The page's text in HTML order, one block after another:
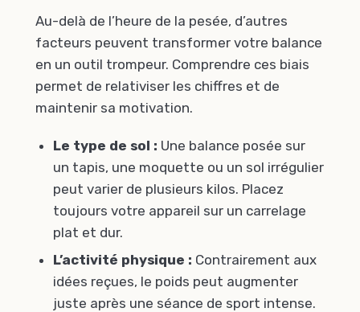
Au-delà de l’heure de la pesée, d’autres
facteurs peuvent transformer votre balance
en un outil trompeur. Comprendre ces biais
permet de relativiser les chiffres et de
maintenir sa motivation.
Le type de sol : Une balance posée sur
un tapis, une moquette ou un sol irrégulier
peut varier de plusieurs kilos. Placez
toujours votre appareil sur un carrelage
plat et dur.
L’activité physique : Contrairement aux
idées reçues, le poids peut augmenter
juste après une séance de sport intense.